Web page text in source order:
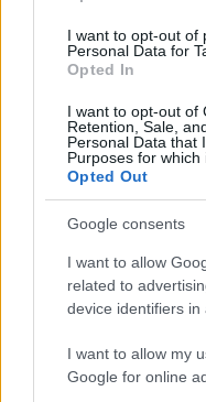
I want to opt-out of
Personal Data for
Opted In
I want to opt-out of
Retention, Sale,
Personal Data that
Purposes for which
Opted Out
Google consents
I want to allow
related to
device identifiers in
I want to allow my
Google for online
commentato la
ha selezionato in
sua sul caso. Schlein
fatto che l’Ungheria
livello europeo di
di diritto, una
Precedente